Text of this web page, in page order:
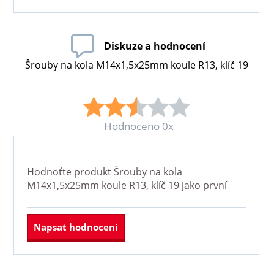
Diskuze a hodnocení
Šrouby na kola M14x1,5x25mm koule R13, klíč 19
Hodnoceno 0x
Hodnoťte produktŠrouby na kola
M14x1,5x25mm koule R13, klíč 19jako první
Napsat hodnocení